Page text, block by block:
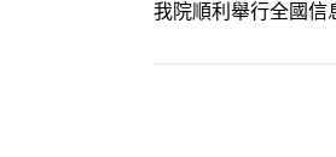
我院順利舉行全國信